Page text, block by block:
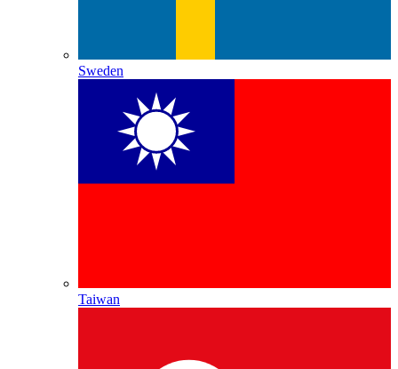
Sweden
Taiwan